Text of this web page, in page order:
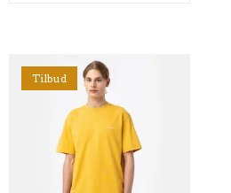
Tilbud